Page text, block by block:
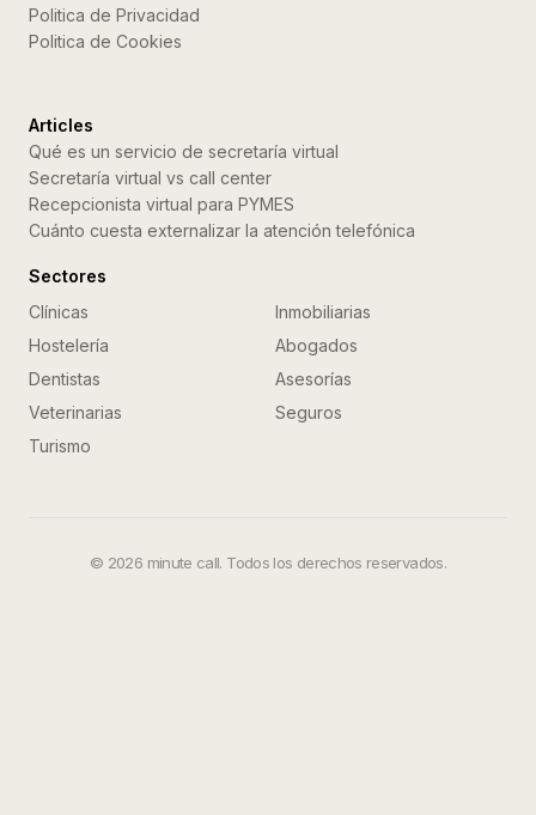
Politica de Privacidad
Politica de Cookies
Articles
Qué es un servicio de secretaría virtual
Secretaría virtual vs call center
Recepcionista virtual para PYMES
Cuánto cuesta externalizar la atención telefónica
Sectores
Clínicas
Inmobiliarias
Hostelería
Abogados
Dentistas
Asesorías
Veterinarias
Seguros
Turismo
© 2026 minute call. Todos los derechos reservados.